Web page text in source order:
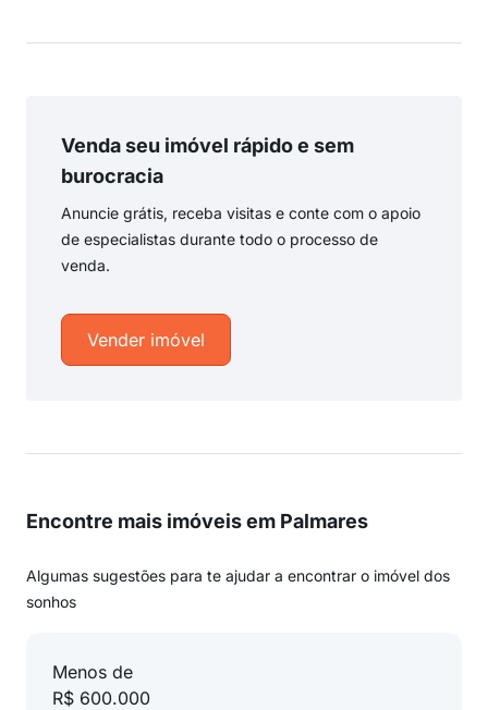
Venda seu imóvel rápido e sem
burocracia
Anuncie grátis, receba visitas e conte com o apoio
de especialistas durante todo o processo de
venda.
Vender imóvel
Encontre mais imóveis em Palmares
Algumas sugestões para te ajudar a encontrar o imóvel dos
sonhos
Menos de
R$ 600.000